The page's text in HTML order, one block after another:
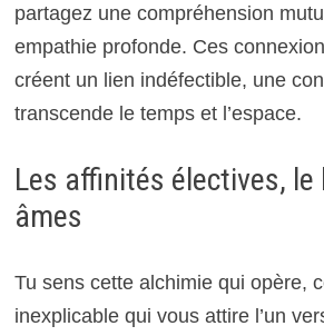
partagez une compréhension
empathie profonde. Ces
créent un lien indéfectible, une
transcende le temps et l’espace.
Les affinités électives, le
âmes
Tu sens cette alchimie qui opère,
inexplicable qui vous attire l’un